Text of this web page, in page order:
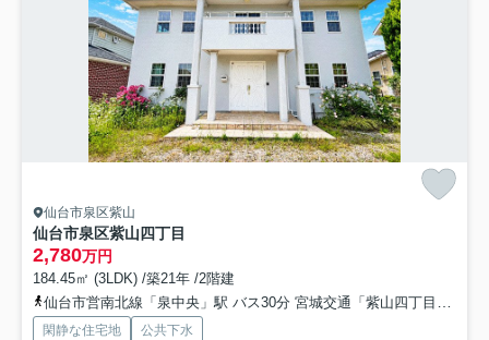
仙台市泉区紫山
仙台市泉区紫山四丁目
2,780万円
184.45㎡ (3LDK) /築21年 /2階建
仙台市営南北線「泉中央」駅 バス30分 宮城交通「紫山四丁目」 停歩3分
閑静な住宅地 公共下水